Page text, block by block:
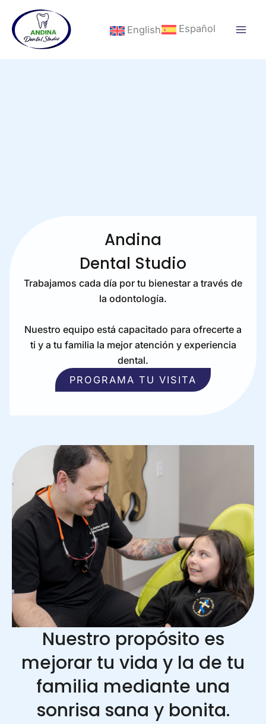
contenido
English Español
Andina
Dental Studio
Trabajamos cada día por tu bienestar a través de
la odontología.
Nuestro equipo está capacitado para ofrecerte a
ti y a tu familia la mejor atención y experiencia
dental.
PROGRAMA TU VISITA
Nuestro propósito es
mejorar tu vida y la de tu
familia mediante una
sonrisa sana y bonita.